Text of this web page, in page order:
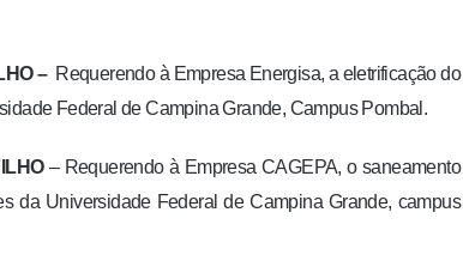
– Requerendo à Empresa Energisa, a eletrificação do
Federal de Campina Grande, Campus Pombal.
– Requerendo à Empresa CAGEPA, o saneamento
da Universidade Federal de Campina Grande, campus